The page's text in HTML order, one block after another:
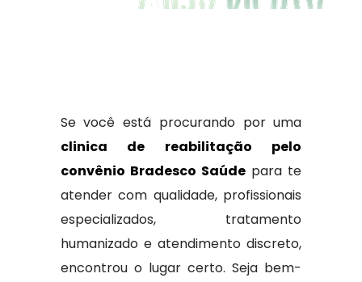
Se você está procurando por uma
clinica de reabilitação pelo
convênio Bradesco Saúde para te
atender com qualidade, profissionais
especializados, tratamento
humanizado e atendimento discreto,
encontrou o lugar certo. Seja bem-